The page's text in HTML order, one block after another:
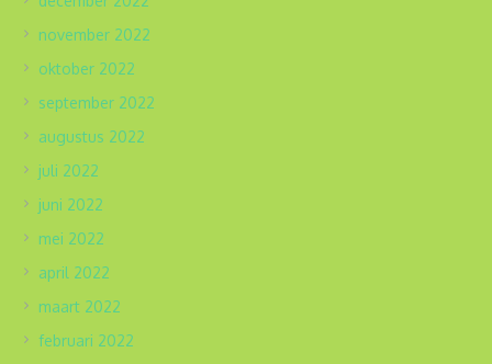
november 2022
oktober 2022
september 2022
augustus 2022
juli 2022
juni 2022
mei 2022
april 2022
maart 2022
februari 2022